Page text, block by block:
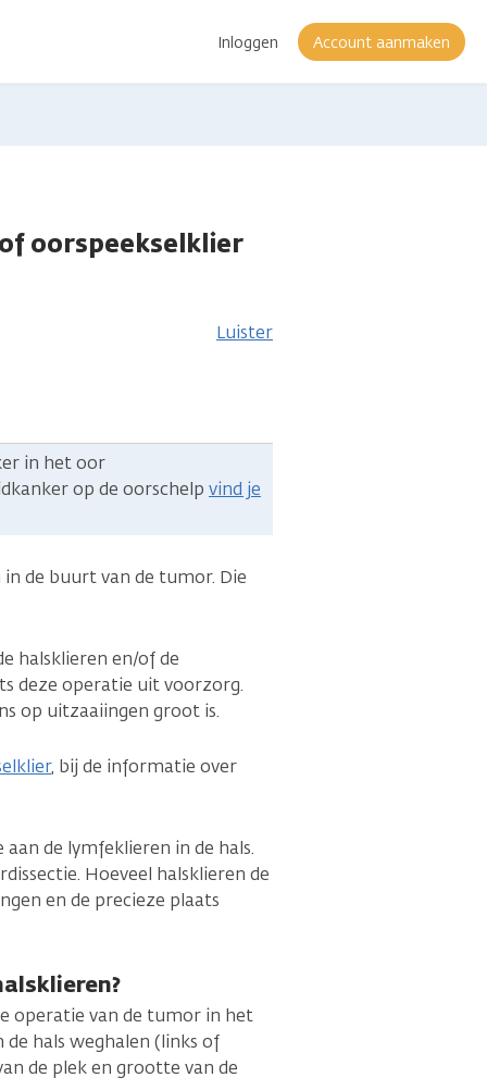
Inloggen Account aanmaken
oorspeekselklier
Luister
in het oor
op de oorschelp vind je
de buurt van de tumor. Die
halsklieren en/of de
deze operatie uit voorzorg.
op uitzaaiingen groot is.
, bij de informatie over
de lymfeklieren in de hals.
Hoeveel halsklieren de
en de precieze plaats
operatie van de tumor in het
de hals weghalen (links of
de plek en grootte van de